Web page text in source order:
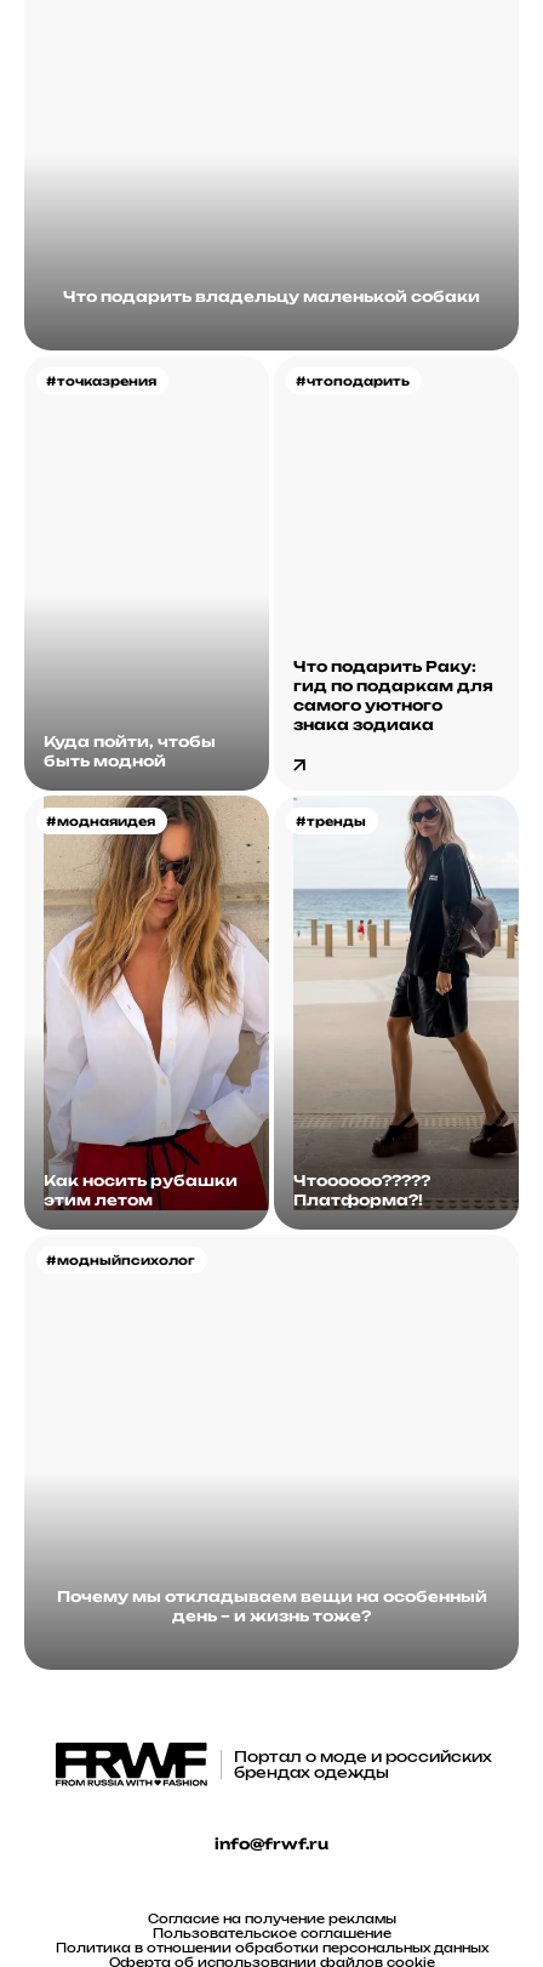
Что подарить владельцу маленькой собаки
#точказрения
Куда пойти, чтобы
быть модной
#чтоподарить
Что подарить Раку:
гид по подаркам для
самого уютного
знака зодиака
#моднаяидея
Как носить рубашки
этим летом
#тренды
Чтоооооо?????
Платформа?!
#модныйпсихолог
Почему мы откладываем вещи на особенный
день – и жизнь тоже?
Портал о моде и российских
брендах одежды
info@frwf.ru
Согласие на получение рекламы
Пользовательское соглашение
Политика в отношении обработки персональных данных
Оферта об использовании файлов cookie